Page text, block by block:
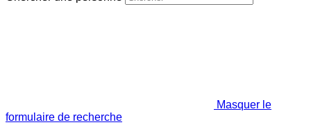
Masquer le
formulaire de recherche